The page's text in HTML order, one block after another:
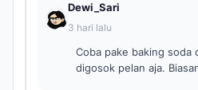
Dewi_Sari
3 hari lalu
Coba pake baking soda
digosok pelan aja.